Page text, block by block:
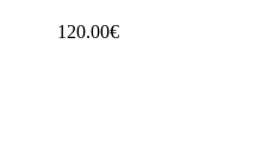
120.00€